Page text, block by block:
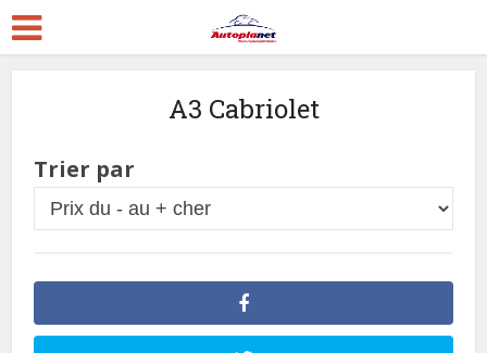
A3 Cabriolet
Trier par